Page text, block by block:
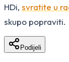
HDi, svratite u
skupo popraviti.
Podijeli